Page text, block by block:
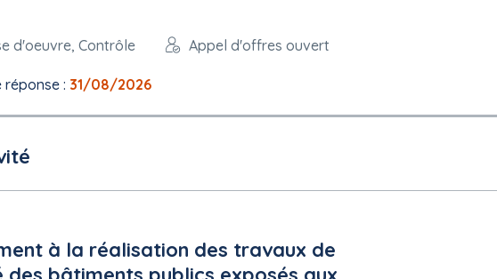
: Tribunal administratif de Nancy
l'introduction des recours : Tribunal administratif de Nancy
d'oeuvre, Contrôle Appel d'offres ouvert
réponse : 31/08/2026
à la réalisation des travaux de